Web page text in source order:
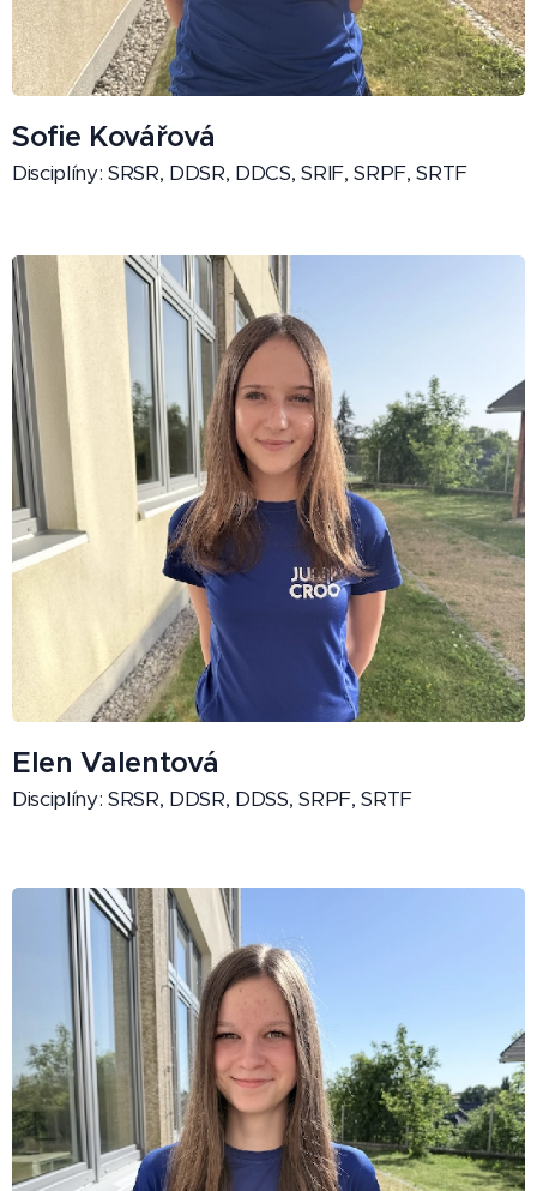
Sofie Kovářová
Disciplíny: SRSR, DDSR, DDCS, SRIF, SRPF, SRTF
Elen Valentová
Disciplíny: SRSR, DDSR, DDSS, SRPF, SRTF